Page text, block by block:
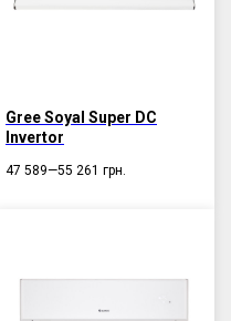
Gree Soyal Super DC
Invertor
47 589—55 261 грн.